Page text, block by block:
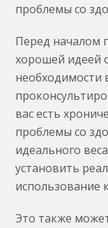
проблемы со
Перед началом
хорошей идеей
необходимости
вас есть
проблемы со
идеального
установить
использование
Это также